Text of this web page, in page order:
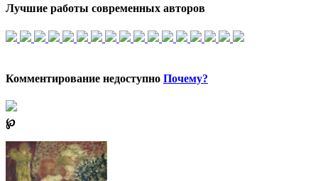
Лучшие работы современных авторов
Комментирование недоступно Почему?
℘